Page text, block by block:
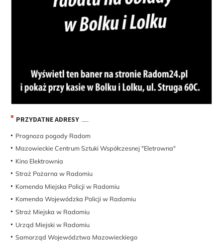
PRZYDATNE ADRESY
Prognoza pogody Radom
Mazowieckie Centrum Sztuki Współczesnej "Eletrowna"
Kino Elektrownia
Straż Pożarna w Radomiu
Komenda Miejska Policji w Radomiu
Komenda Wojewódzka Policji w Radomiu
Straż Miejska w Radomiu
Urząd Miejski w Radomiu
Samorząd Województwa Mazowieckiego